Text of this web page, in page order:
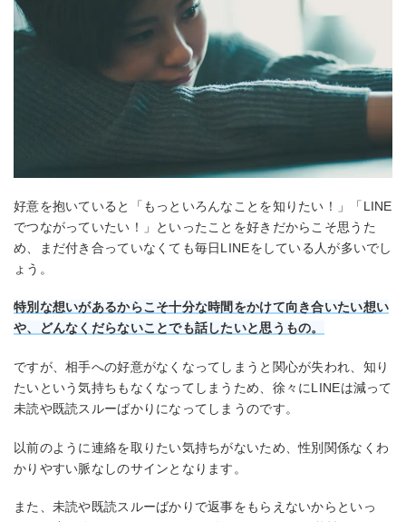
好意を抱いていると「もっといろんなことを知りたい！」「LINE
でつながっていたい！」といったことを好きだからこそ思うた
め、まだ付き合っていなくても毎日LINEをしている人が多いでし
ょう。
特別な想いがあるからこそ十分な時間をかけて向き合いたい想い
や、どんなくだらないことでも話したいと思うもの。
ですが、相手への好意がなくなってしまうと関心が失われ、知り
たいという気持ちもなくなってしまうため、徐々にLINEは減って
未読や既読スルーばかりになってしまうのです。
以前のように連絡を取りたい気持ちがないため、性別関係なくわ
かりやすい脈なしのサインとなります。
また、未読や既読スルーばかりで返事をもらえないからといっ